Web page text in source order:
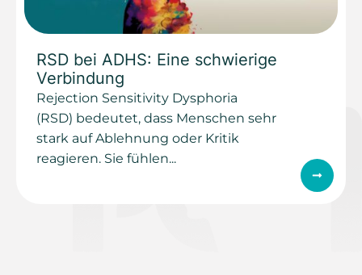
RSD bei ADHS: Eine schwierige
Verbindung
Rejection Sensitivity Dysphoria
(RSD) bedeutet, dass Menschen sehr
stark auf Ablehnung oder Kritik
reagieren. Sie fühlen...